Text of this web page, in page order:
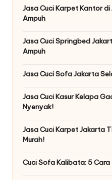
Jasa Cuci Karpet Kantor
Ampuh
Jasa Cuci Springbed
Ampuh
Jasa Cuci Sofa Jakarta
Jasa Cuci Kasur Kelapa
Nyenyak!
Jasa Cuci Karpet Jakarta
Murah!
Cuci Sofa Kalibata: 5